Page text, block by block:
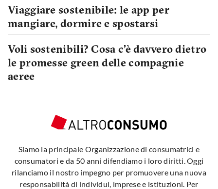
Viaggiare sostenibile: le app per
mangiare, dormire e spostarsi
Voli sostenibili? Cosa c’è davvero dietro
le promesse green delle compagnie
aeree
Siamo la principale Organizzazione di consumatrici e
consumatori e da 50 anni difendiamo i loro diritti. Oggi
rilanciamo il nostro impegno per promuovere una nuova
responsabilità di individui, imprese e istituzioni. Per